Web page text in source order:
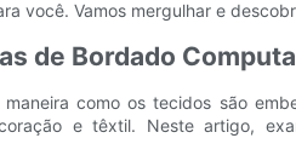
você. Vamos mergulhar e
de Bordado
como os tecidos são
e têxtil. Neste artigo,